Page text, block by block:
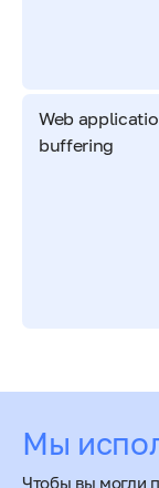
Web
buffering
Мы
Чтобы вы могли